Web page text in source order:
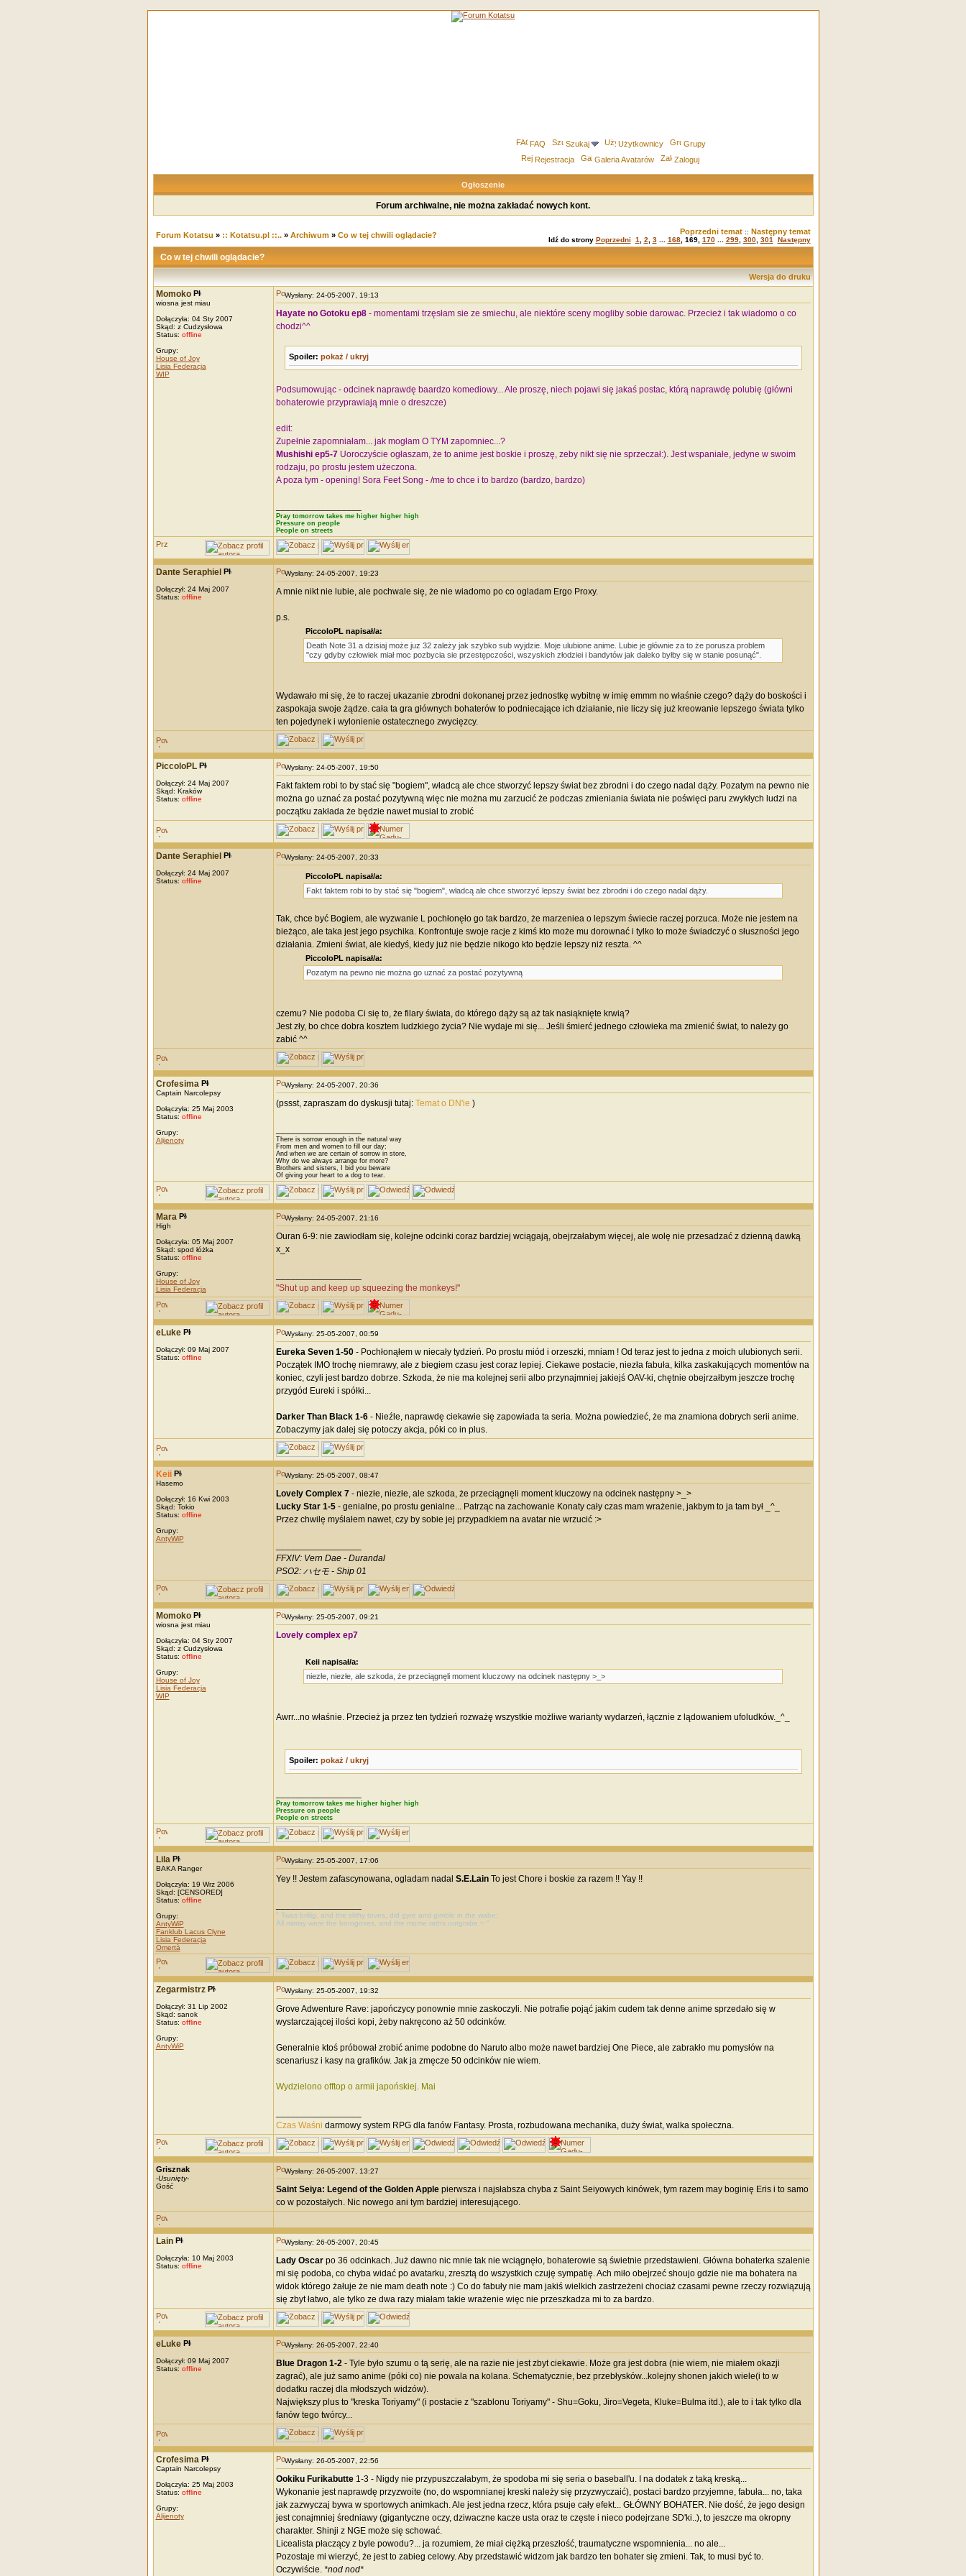
FAQ Szukaj Użytkownicy
Grupy
Rejestracja
Galeria Avatarów Zaloguj
Ogłoszenie
Forum archiwalne, nie można zakładać nowych kont.
Forum Kotatsu » :: Kotatsu.pl ::..» Archiwum» Co w tej chwili oglądacie? Poprzedni temat:: Następny temat
Idź do strony Poprzedni 1 2 3... 168, 169, 170... 299, 300, 301 Następny
Co w tej chwili oglądacie?
Wersja do druku
Momoko
wiosna jest miau
Dołączyła: 04 Sty 2007
Skąd: z Cudzysłowa
Status: offline
Grupy:
House of Joy
Lisia Federacja
WIP
Wysłany: 24-05-2007, 19:13
Hayate no Gotoku ep8- momentami trzęsłam sie ze smiechu, ale niektóre sceny mogliby sobie darowac. Przecież i tak wiadomo o co
chodzi^^
Spoiler: pokaż / ukryj
Podsumowując - odcinek naprawdę baardzo komediowy... Ale proszę, niech pojawi się jakaś postac, którą naprawdę polubię (główni
bohaterowie przyprawiają mnie o dreszcze)
edit:
Zupełnie zapomniałam... jak mogłam O TYM zapomniec...?
Mushishi ep5-7Uoroczyście ogłaszam, że to anime jest boskie i proszę, zeby nikt się nie sprzeczał:). Jest wspaniałe, jedyne w swoim
rodzaju, po prostu jestem użeczona.
A poza tym - opening! Sora Feet Song - /me to chce i to bardzo (bardzo, bardzo)
Pray tomorrow takes me higher higher high
Pressure on people
People on streets
Dante Seraphiel
Dołączył: 24 Maj 2007
Status: offline
Wysłany: 24-05-2007, 19:23
A mnie nikt nie lubie, ale pochwale się, że nie wiadomo po co ogladam Ergo Proxy.
p.s.
PiccoloPL napisał/a:
Death Note 31 a dzisiaj może juz 32 zależy jak szybko sub wyjdzie. Moje ulubione anime. Lubie je głównie za to że porusza problem
"czy gdyby człowiek miał moc pozbycia sie przestępczości, wszyskich złodziei i bandytów jak daleko byłby się w stanie posunąć".
Wydawało mi się, że to raczej ukazanie zbrodni dokonanej przez jednostkę wybitnę w imię emmm no właśnie czego? dąży do boskości i
zaspokaja swoje żądze. cała ta gra głównych bohaterów to podniecające ich działanie, nie liczy się już kreowanie lepszego świata tylko
ten pojedynek i wylonienie ostatecznego zwycięzcy.
PiccoloPL
Dołączył: 24 Maj 2007
Skąd: Kraków
Status: offline
Wysłany: 24-05-2007, 19:50
Fakt faktem robi to by stać się "bogiem", władcą ale chce stworzyć lepszy świat bez zbrodni i do czego nadal dąży. Pozatym na pewno nie
można go uznać za postać pozytywną więc nie można mu zarzucić że podczas zmieniania świata nie poświęci paru zwykłych ludzi na
początku zakłada że będzie nawet musial to zrobić
Dante Seraphiel
Dołączył: 24 Maj 2007
Status: offline
Wysłany: 24-05-2007, 20:33
PiccoloPL napisał/a:
Fakt faktem robi to by stać się "bogiem", władcą ale chce stworzyć lepszy świat bez zbrodni i do czego nadal dąży.
Tak, chce być Bogiem, ale wyzwanie L pochłonęło go tak bardzo, że marzeniea o lepszym świecie raczej porzuca. Może nie jestem na
bieżąco, ale taka jest jego psychika. Konfrontuje swoje racje z kimś kto może mu dorownać i tylko to może świadczyć o słuszności jego
działania. Zmieni świat, ale kiedyś, kiedy już nie będzie nikogo kto będzie lepszy niż reszta. ^^
PiccoloPL napisał/a:
Pozatym na pewno nie można go uznać za postać pozytywną
czemu? Nie podoba Ci się to, że filary świata, do którego dąży są aż tak nasiąknięte krwią?
Jest zły, bo chce dobra kosztem ludzkiego życia? Nie wydaje mi się... Jeśli śmierć jednego człowieka ma zmienić świat, to należy go
zabić ^^
Crofesima
Captain Narcolepsy
Dołączyła: 25 Maj 2003
Status: offline
Grupy:
Alijenoty
Wysłany: 24-05-2007, 20:36
(pssst, zapraszam do dyskusji tutaj: Temat o DN'ie )
There is sorrow enough in the natural way
From men and women to fill our day;
And when we are certain of sorrow in store,
Why do we always arrange for more?
Brothers and sisters, I bid you beware
Of giving your heart to a dog to tear.
Mara
High
Dołączyła: 05 Maj 2007
Skąd: spod łóżka
Status: offline
Grupy:
House of Joy
Lisia Federacja
Wysłany: 24-05-2007, 21:16
Ouran 6-9: nie zawiodłam się, kolejne odcinki coraz bardziej wciągają, obejrzałabym więcej, ale wolę nie przesadzać z dzienną dawką
x_x
"Shut up and keep up squeezing the monkeys!"
eLuke
Dołączył: 09 Maj 2007
Status: offline
Wysłany: 25-05-2007, 00:59
Eureka Seven 1-50- Pochłonąłem w niecały tydzień. Po prostu miód i orzeszki, mniam ! Od teraz jest to jedna z moich ulubionych serii.
Początek IMO trochę niemrawy, ale z biegiem czasu jest coraz lepiej. Ciekawe postacie, niezła fabuła, kilka zaskakujących momentów na
koniec, czyli jest bardzo dobrze. Szkoda, że nie ma kolejnej serii albo przynajmniej jakiejś OAV-ki, chętnie obejrzałbym jeszcze trochę
przygód Eureki i spółki...
Darker Than Black 1-6 - Nieźle, naprawdę ciekawie się zapowiada ta seria. Można powiedzieć, że ma znamiona dobrych serii anime.
Zobaczymy jak dalej się potoczy akcja, póki co in plus.
Keii
Hasemo
Dołączył: 16 Kwi 2003
Skąd: Tokio
Status: offline
Grupy:
AntyWiP
Wysłany: 25-05-2007, 08:47
Lovely Complex 7- niezłe, niezłe, ale szkoda, że przeciągnęli moment kluczowy na odcinek następny >_>
Lucky Star 1-5- genialne, po prostu genialne... Patrząc na zachowanie Konaty cały czas mam wrażenie, jakbym to ja tam był _^_
Przez chwilę myślałem nawet, czy by sobie jej przypadkiem na avatar nie wrzucić :>
FFXIV: Vern Dae - Durandal
PSO2: ハセモ - Ship 01
Momoko
wiosna jest miau
Dołączyła: 04 Sty 2007
Skąd: z Cudzysłowa
Status: offline
Grupy:
House of Joy
Lisia Federacja
WIP
Wysłany: 25-05-2007, 09:21
Lovely complex ep7
Keii napisał/a:
niezłe, niezłe, ale szkoda, że przeciągnęli moment kluczowy na odcinek następny >_>
Awrr...no właśnie. Przecież ja przez ten tydzień rozważę wszystkie możliwe warianty wydarzeń, łącznie z lądowaniem ufoludków._^_
Spoiler: pokaż / ukryj
Pray tomorrow takes me higher higher high
Pressure on people
People on streets
Lila
BAKA Ranger
Dołączyła: 19 Wrz 2006
Skąd: [CENSORED]
Status: offline
Grupy:
AntyWiP
Fanklub Lacus Clyne
Lisia Federacja
Omertà
Wysłany: 25-05-2007, 17:06
Yey !! Jestem zafascynowana, ogladam nadal S.E.LainTo jest Chore i boskie za razem !! Yay !!
" Twas brillig, and the slithy toves, did gyre and gimble in the wabe;
All mimsy were the borogoves, and the mome raths outgrabe.~ "
Zegarmistrz
Dołączył: 31 Lip 2002
Skąd: sanok
Status: offline
Grupy:
AntyWiP
Wysłany: 25-05-2007, 19:32
Grove Adwenture Rave: japończycy ponownie mnie zaskoczyli. Nie potrafie pojąć jakim cudem tak denne anime sprzedało się w
wystarczającej ilości kopi, żeby nakręcono aż 50 odcinków.
Generalnie ktoś próbował zrobić anime podobne do Naruto albo może nawet bardziej One Piece, ale zabrakło mu pomysłów na
scenariusz i kasy na grafików. Jak ja zmęcze 50 odcinków nie wiem.
Wydzielono offtop o armii japońskiej. Mai
Czas Waśni darmowy system RPG dla fanów Fantasy. Prosta, rozbudowana mechanika, duży świat, walka społeczna.
Grisznak
-Usunięty-
Gość
Wysłany: 26-05-2007, 13:27
Saint Seiya: Legend of the Golden Applepierwsza i najsłabsza chyba z Saint Seiyowych kinówek, tym razem may boginię Eris i to samo
co w pozostałych. Nic nowego ani tym bardziej interesującego.
Lain
Dołączyła: 10 Maj 2003
Status: offline
Wysłany: 26-05-2007, 20:45
Lady Oscarpo 36 odcinkach. Już dawno nic mnie tak nie wciągnęło, bohaterowie są świetnie przedstawieni. Główna bohaterka szalenie
mi się podoba, co chyba widać po avatarku, zresztą do wszystkich czuję sympatię. Ach miło obejrzeć shoujo gdzie nie ma bohatera na
widok którego żałuje że nie mam death note :) Co do fabuły nie mam jakiś wielkich zastrzeżeni chociaż czasami pewne rzeczy rozwiązują
się zbyt łatwo, ale tylko ze dwa razy miałam takie wrażenie więc nie przeszkadza mi to za bardzo.
eLuke
Dołączył: 09 Maj 2007
Status: offline
Wysłany: 26-05-2007, 22:40
Blue Dragon 1-2- Tyle było szumu o tą serię, ale na razie nie jest zbyt ciekawie. Może gra jest dobra (nie wiem, nie miałem okazji
zagrać), ale już samo anime (póki co) nie powala na kolana. Schematycznie, bez przebłysków...kolejny shonen jakich wiele(i to w
dodatku raczej dla młodszych widzów).
Największy plus to "kreska Toriyamy" (i postacie z "szablonu Toriyamy" - Shu=Goku, Jiro=Vegeta, Kluke=Bulma itd.), ale to i tak tylko dla
fanów tego twórcy...
Crofesima
Captain Narcolepsy
Dołączyła: 25 Maj 2003
Status: offline
Grupy:
Alijenoty
Wysłany: 26-05-2007, 22:56
Ookiku Furikabutte1-3 - Nigdy nie przypuszczałabym, że spodoba mi się seria o baseball'u. I na dodatek z taką kreską...
Wykonanie jest naprawdę przyzwoite (no, do wspomnianej kreski należy się przyzwyczaić), postaci bardzo przyjemne, fabuła... no, taka
jak zazwyczaj bywa w sportowych animkach. Ale jest jedna rzecz, która psuje cały efekt... GŁÓWNY BOHATER. Nie dość, że jego design
jest conajmniej średniawy (gigantyczne oczy, dziwaczne kacze usta oraz te częste i nieco podejrzane SD'ki..), to jeszcze ma okropny
charakter. Shinji z NGE może się schować.
Licealista płaczący z byle powodu?... ja rozumiem, że miał ciężką przeszłość, traumatyczne wspomnienia... no ale...
Pozostaje mi wierzyć, że jest to zabieg celowy. Aby przedstawić widzom jak bardzo ten bohater się zmieni. Tak, to musi być to.
Oczywiście. *nod nod*